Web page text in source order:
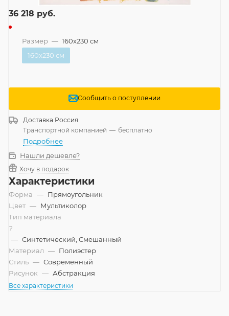
36 218 руб.
Размер — 160x230 см
160x230 см
Сообщить о поступлении
Доставка Россия
Транспортной компанией — бесплатно
Подробнее
Нашли дешевле?
Хочу в подарок
Характеристики
Форма — Прямоугольник
Цвет — Мультиколор
Тип материала
?
— Синтетический, Смешанный
Материал — Полиэстер
Стиль — Современный
Рисунок — Абстракция
Все характеристики